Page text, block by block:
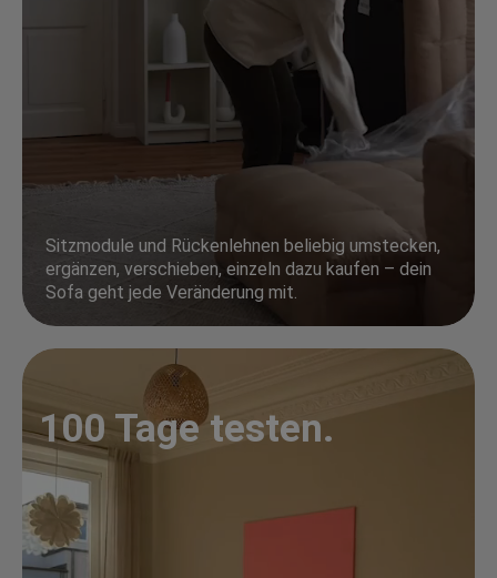
Sitzmodule und Rückenlehnen beliebig umstecken,
ergänzen, verschieben, einzeln dazu kaufen – dein
Sofa geht jede Veränderung mit.
100 Tage testen.